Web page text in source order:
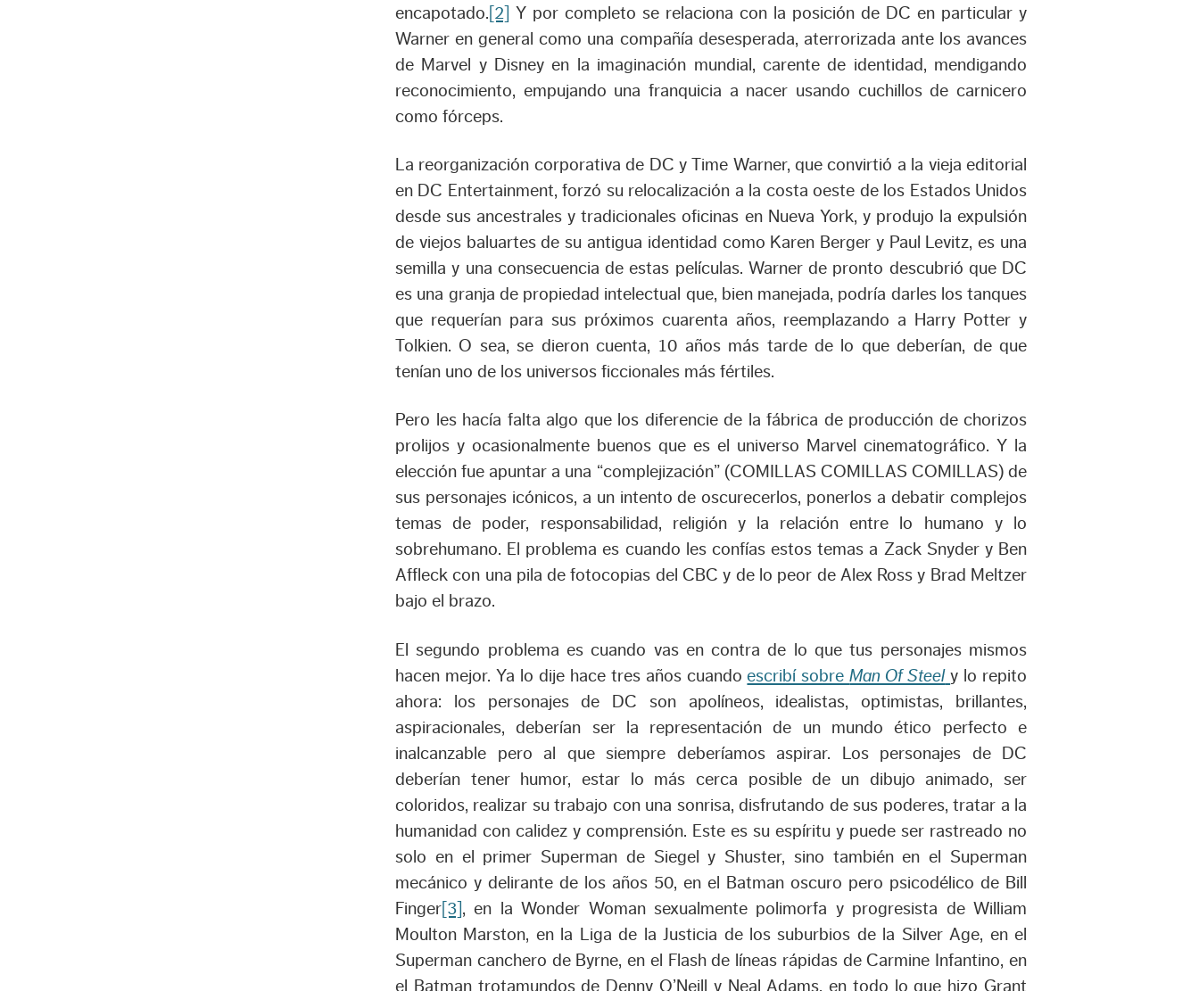
encapotado. [2]
Y por completo se relaciona con la posición de DC en particular y
Warner en general como una compañía desesperada, aterrorizada ante los avances
de Marvel y Disney en la imaginación mundial, carente de identidad, mendigando
reconocimiento, empujando una franquicia a nacer usando cuchillos de carnicero
como fórceps.
La reorganización corporativa de DC y Time Warner, que convirtió a la vieja editorial
en DC Entertainment, forzó su relocalización a la costa oeste de los Estados Unidos
desde sus ancestrales y tradicionales oficinas en Nueva York, y produjo la expulsión
de viejos baluartes de su antigua identidad como Karen Berger y Paul Levitz, es una
semilla y una consecuencia de estas películas. Warner de pronto descubrió que DC
es una granja de propiedad intelectual que, bien manejada, podría darles los tanques
que requerían para sus próximos cuarenta años, reemplazando a Harry Potter y
Tolkien. O sea, se dieron cuenta, 10 años más tarde de lo que deberían, de que
tenían uno de los universos ficcionales más fértiles.
Pero les hacía falta algo que los diferencie de la fábrica de producción de chorizos
prolijos y ocasionalmente buenos que es el universo Marvel cinematográfico. Y la
elección fue apuntar a una “complejización” (COMILLAS COMILLAS COMILLAS) de
sus personajes icónicos, a un intento de oscurecerlos, ponerlos a debatir complejos
temas de poder, responsabilidad, religión y la relación entre lo humano y lo
sobrehumano. El problema es cuando les confías estos temas a Zack Snyder y Ben
Affleck con una pila de fotocopias del CBC y de lo peor de Alex Ross y Brad Meltzer
bajo el brazo.
El segundo problema es cuando vas en contra de lo que tus personajes mismos
hacen mejor. Ya lo dije hace tres años cuandoescribí sobreMan Of Steel y lo repito
ahora: los personajes de DC son apolíneos, idealistas, optimistas, brillantes,
aspiracionales, deberían ser la representación de un mundo ético perfecto e
inalcanzable pero al que siempre deberíamos aspirar. Los personajes de DC
deberían tener humor, estar lo más cerca posible de un dibujo animado, ser
coloridos, realizar su trabajo con una sonrisa, disfrutando de sus poderes, tratar a la
humanidad con calidez y comprensión. Este es su espíritu y puede ser rastreado no
solo en el primer Superman de Siegel y Shuster, sino también en el Superman
mecánico y delirante de los años 50, en el Batman oscuro pero psicodélico de Bill
Finger [3] , en la Wonder Woman sexualmente polimorfa y progresista de William
Moulton Marston, en la Liga de la Justicia de los suburbios de la Silver Age, en el
Superman canchero de Byrne, en el Flash de líneas rápidas de Carmine Infantino, en
el Batman trotamundos de Denny O’Neill y Neal Adams, en todo lo que hizo Grant